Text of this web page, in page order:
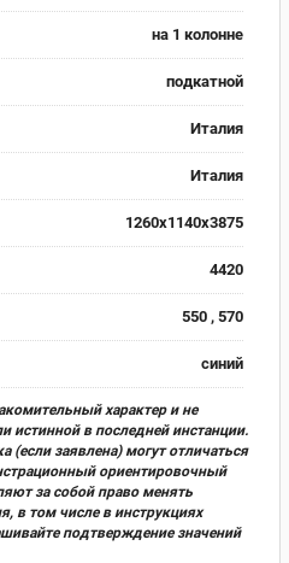
на 1 колонне
подкатной
Италия
Италия
1260х1140х3875
4420
550 , 570
синий
характер и не
истинной в последней инстанции.
(если заявлена) могут отличаться
ориентировочный
за собой право менять
в том числе в инструкциях
подтверждение значений